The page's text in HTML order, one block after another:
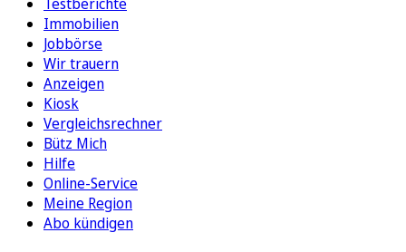
Immobilien
Jobbörse
Wir trauern
Anzeigen
Kiosk
Vergleichsrechner
Bütz Mich
Hilfe
Online-Service
Meine Region
Abo kündigen